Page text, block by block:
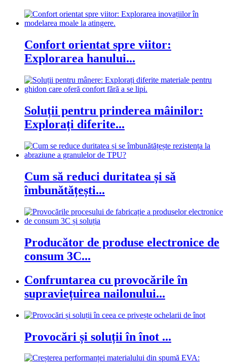
Confort orientat spre viitor:
Explorarea hanului...
Soluții pentru prinderea mâinilor:
Explorați diferite...
Cum să reduci duritatea și să
îmbunătățești...
Producător de produse electronice de
consum 3C...
Confruntarea cu provocările în
supraviețuirea nailonului...
Provocări și soluții în înot ...